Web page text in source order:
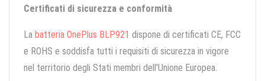
Certificati di sicurezza e conformità
La batteria OnePlus BLP921 dispone di certificati CE, FCC
e ROHS e soddisfa tutti i requisiti di sicurezza in vigore
nel territorio degli Stati membri dell'Unione Europea.